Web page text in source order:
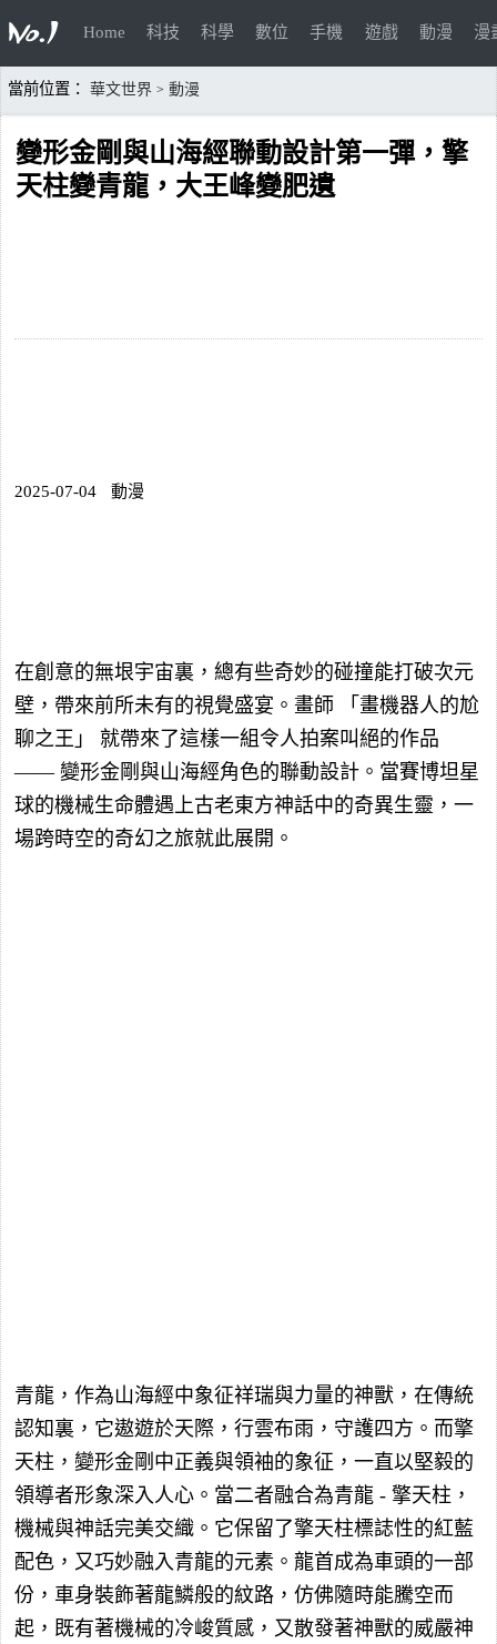
Home 科技 科學 數位 手機 遊戲 動漫 漫
當前位置： 華文世界 > 動漫
變形金剛與山海經聯動設計第一彈，擎
天柱變青龍，大王峰變肥遺
2025-07-04 動漫
在創意的無垠宇宙裏，總有些奇妙的碰撞能打破次元
壁，帶來前所未有的視覺盛宴。畫師 「畫機器人的尬
聊之王」 就帶來了這樣一組令人拍案叫絕的作品
—— 變形金剛與山海經角色的聯動設計。當賽博坦星
球的機械生命體遇上古老東方神話中的奇異生靈，一
場跨時空的奇幻之旅就此展開。
青龍，作為山海經中象征祥瑞與力量的神獸，在傳統
認知裏，它遨遊於天際，行雲布雨，守護四方。而擎
天柱，變形金剛中正義與領袖的象征，一直以堅毅的
領導者形象深入人心。當二者融合為青龍 - 擎天柱，
機械與神話完美交織。它保留了擎天柱標誌性的紅藍
配色，又巧妙融入青龍的元素。龍首成為車頭的一部
份，車身裝飾著龍鱗般的紋路，仿佛隨時能騰空而
起，既有著機械的冷峻質感，又散發著神獸的威嚴神